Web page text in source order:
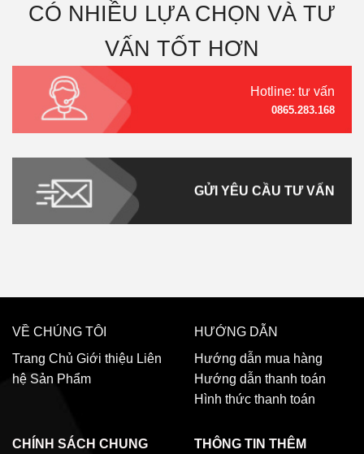
CÓ NHIỀU LỰA CHỌN VÀ TƯ
VẤN TỐT HƠN
Hotline: tư vấn
0865.283.168
GỬI YÊU CẦU TƯ VẤN
VỀ CHÚNG TÔI
Trang Chủ Giới thiệu Liên
hệ Sản Phẩm
HƯỚNG DẪN
Hướng dẫn mua hàng
Hướng dẫn thanh toán
Hình thức thanh toán
CHÍNH SÁCH CHUNG
THÔNG TIN THÊM